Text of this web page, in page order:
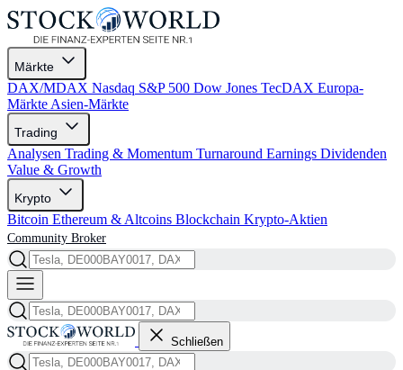
Märkte
DAX/MDAX Nasdaq S&P 500 Dow Jones TecDAX Europa-
Märkte Asien-Märkte
Trading
Analysen Trading & Momentum Turnaround Earnings Dividenden
Value & Growth
Krypto
Bitcoin Ethereum & Altcoins Blockchain Krypto-Aktien
Community Broker
Schließen